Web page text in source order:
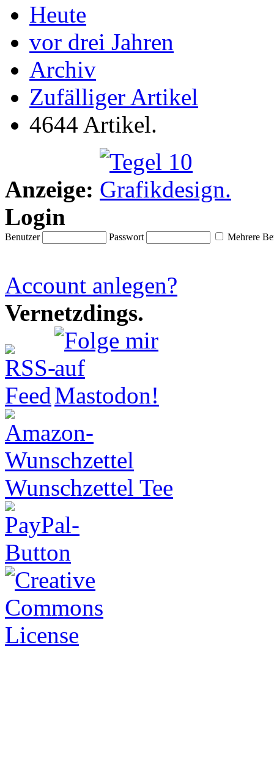
Heute
vor drei Jahren
Archiv
Zufälliger Artikel
4644 Artikel.
Anzeige:
Login
Benutzer Passwort Mehrere
Account anlegen?
Vernetzdings.
Wunschzettel Tee